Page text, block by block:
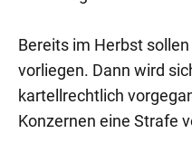
Bereits im Herbst
vorliegen. Dann wird
kartellrechtlich
Konzernen eine Strafe